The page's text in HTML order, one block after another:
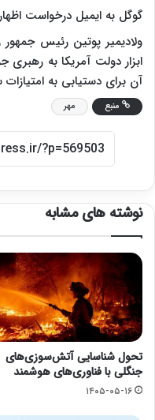
گوگل به ایمیل درخواست
ابزار دولت آمریکا به
آن برای دستیابی به
منبع مهر
نوشته های مشابه
تحول شناسایی آتش‌سوزی‌های
جنگلی با فناوری‌های هوشمند
۱۴۰۵-۰۵-۱۶